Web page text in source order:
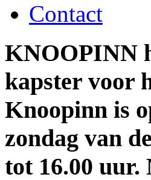
Contact
KNOOPINN
kapster voor
Knoopinn is
zondag van
tot 16.00 uur.